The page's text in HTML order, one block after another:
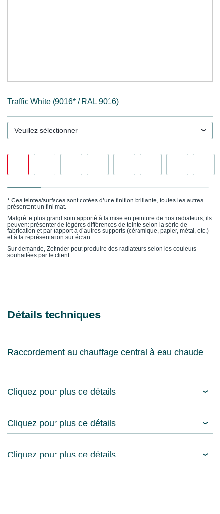
Traffic White (9016* / RAL 9016)
Veuillez sélectionner
* Ces teintes/surfaces sont dotées d’une finition brillante, toutes les autres
présentent un fini mat.
Malgré le plus grand soin apporté à la mise en peinture de nos radiateurs, ils
peuvent présenter de légères différences de teinte selon la série de
fabrication et par rapport à d’autres supports (céramique, papier, métal, etc.)
et à la représentation sur écran
Sur demande, Zehnder peut produire des radiateurs selon les couleurs
souhaitées par le client.
Détails techniques
Raccordement au chauffage central à eau chaude
Cliquez pour plus de détails
Cliquez pour plus de détails
Cliquez pour plus de détails